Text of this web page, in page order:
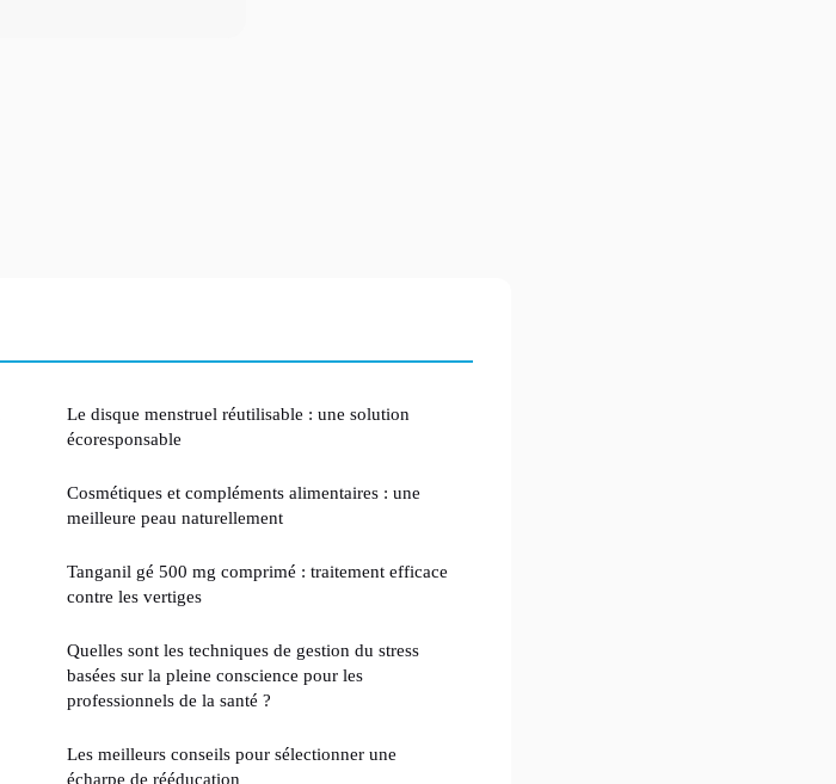
Le disque menstruel réutilisable : une solution
écoresponsable
Cosmétiques et compléments alimentaires : une
meilleure peau naturellement
Tanganil gé 500 mg comprimé : traitement efficace
contre les vertiges
Quelles sont les techniques de gestion du stress
basées sur la pleine conscience pour les
professionnels de la santé ?
Les meilleurs conseils pour sélectionner une
écharpe de rééducation